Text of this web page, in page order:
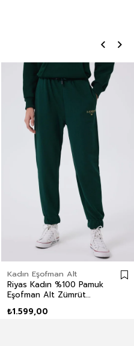
Kadın Eşofman Alt
Riyas Kadın %100 Pamuk
Eşofman Alt Zümrüt
₺1.599,00